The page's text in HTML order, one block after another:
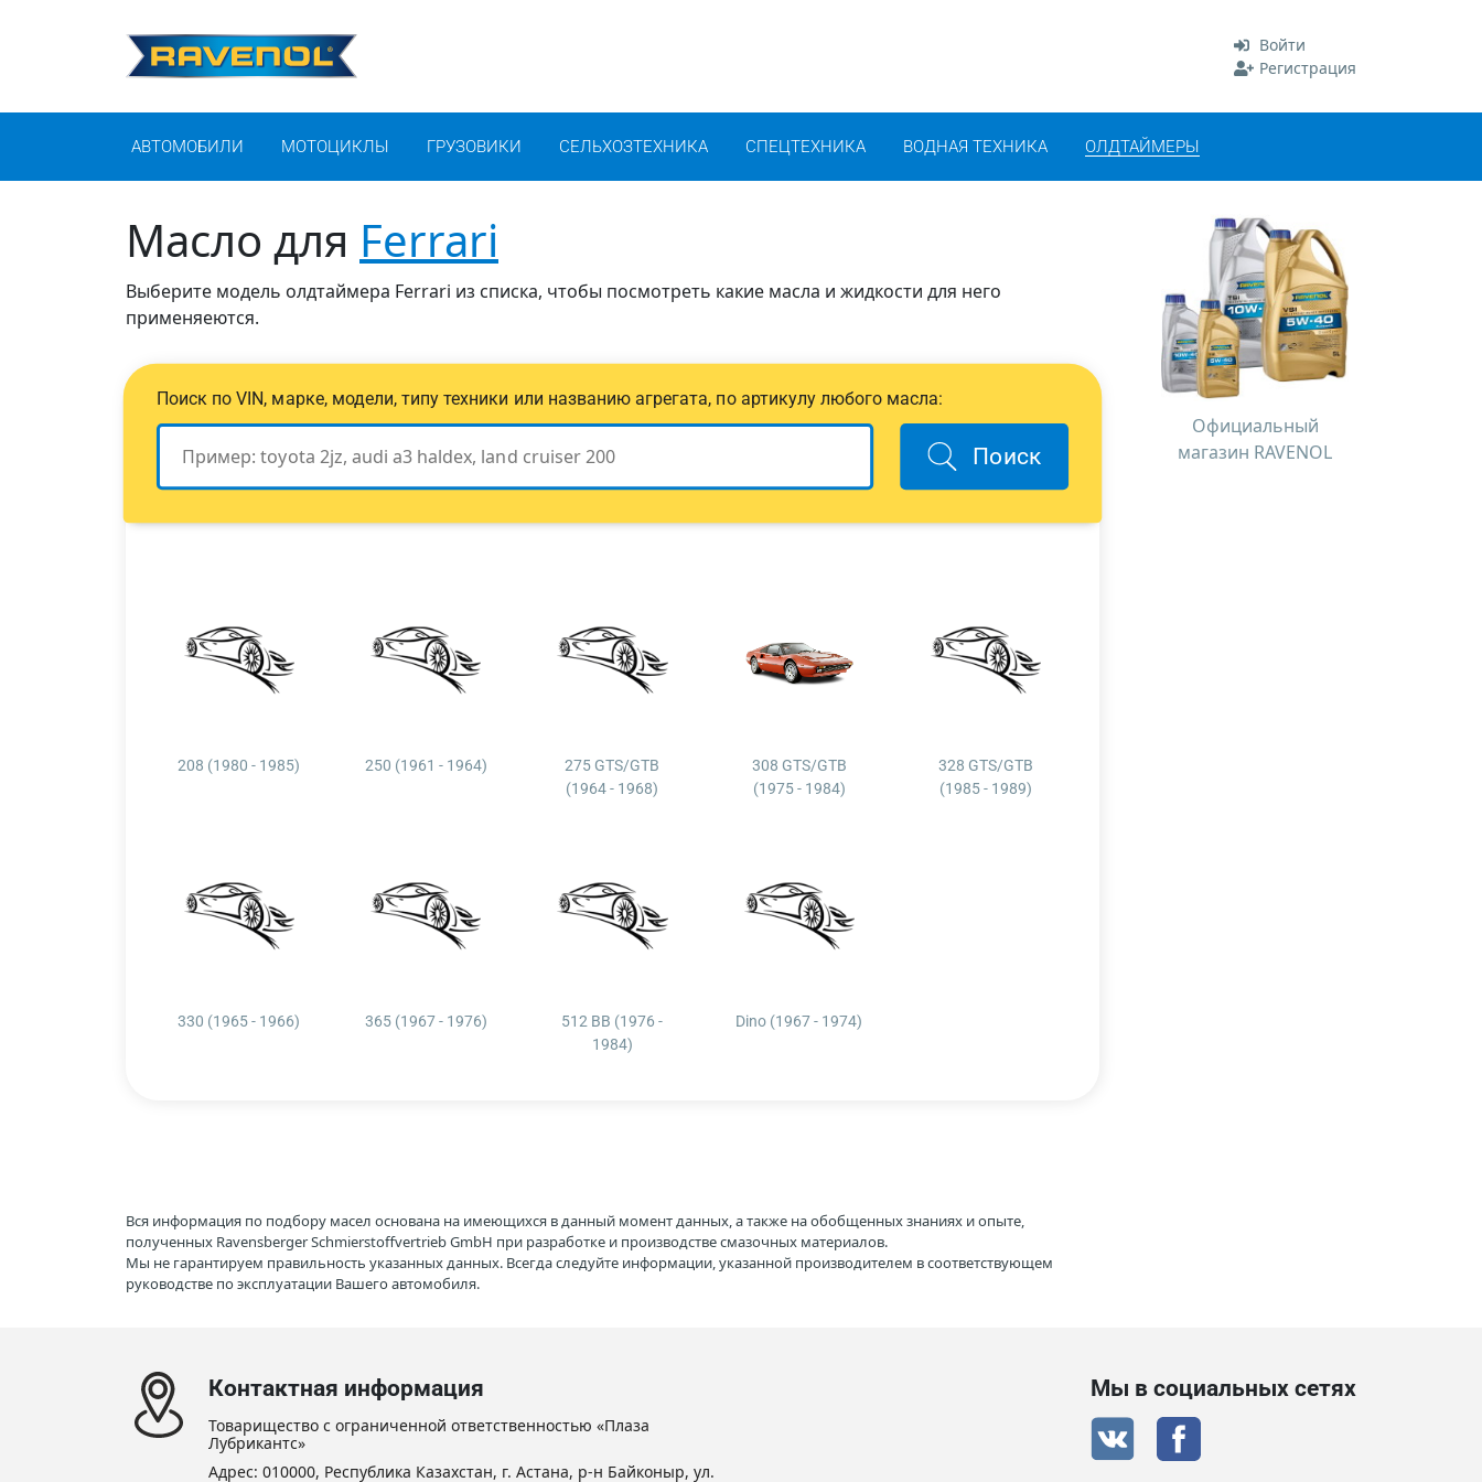
Войти
Регистрация
АВТОМОБИЛИ МОТОЦИКЛЫ ГРУЗОВИКИ СЕЛЬХОЗТЕХНИКА СПЕЦТЕХНИКА ВОДНАЯ ТЕХНИКА ОЛДТАЙМЕРЫ
Масло для Ferrari
Выберите модель олдтаймера Ferrari из списка, чтобы посмотреть какие масла и жидкости для него
применяеются.
Поиск по VIN, марке, модели, типу техники или названию агрегата, по артикулу любого масла:
Поиск
208 (1980 - 1985) 250 (1961 - 1964)
275 GTS/GTB
(1964 - 1968)
308 GTS/GTB
(1975 - 1984)
328 GTS/GTB
(1985 - 1989)
330 (1965 - 1966) 365 (1967 - 1976)
512 BB (1976 -
1984)
Dino (1967 - 1974)
Официальный
магазин RAVENOL
Вся информация по подбору масел основана на имеющихся в данный момент данных, а также на обобщенных знаниях и опыте,
полученных Ravensberger Schmierstoffvertrieb GmbH при разработке и производстве смазочных материалов.
Мы не гарантируем правильность указанных данных. Всегда следуйте информации, указанной производителем в соответствующем
руководстве по эксплуатации Вашего автомобиля.
Контактная информация
Товарищество с ограниченной ответственностью «Плаза
Лубрикантс»
Адрес: 010000, Республика Казахстан, г. Астана, р-н Байконыр, ул.
Мы в социальных сетях